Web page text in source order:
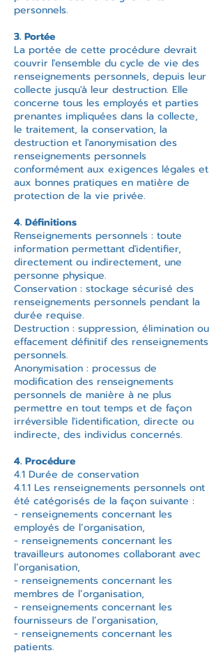
personnels.
3. Portée
La portée de cette procédure devrait
couvrir l'ensemble du cycle de vie des
renseignements personnels, depuis leur
collecte jusqu'à leur destruction. Elle
concerne tous les employés et parties
prenantes impliquées dans la collecte,
le traitement, la conservation, la
destruction et l'anonymisation des
renseignements personnels
conformément aux exigences légales et
aux bonnes pratiques en matière de
protection de la vie privée.
4. Définitions
Renseignements personnels : toute
information permettant d'identifier,
directement ou indirectement, une
personne physique.
Conservation : stockage sécurisé des
renseignements personnels pendant la
durée requise.
Destruction : suppression, élimination ou
effacement définitif des renseignements
personnels.
Anonymisation : processus de
modification des renseignements
personnels de manière à ne plus
permettre en tout temps et de façon
irréversible l'identification, directe ou
indirecte, des individus concernés.
4. Procédure
4.1 Durée de conservation
4.1.1 Les renseignements personnels ont
été catégorisés de la façon suivante :
- renseignements concernant les
employés de l’organisation,
- renseignements concernant les
travailleurs autonomes collaborant avec
l’organisation,
- renseignements concernant les
membres de l’organisation,
- renseignements concernant les
fournisseurs de l’organisation,
- renseignements concernant les
patients.